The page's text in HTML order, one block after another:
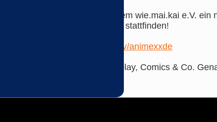
e.V., CosDay e.V. und dem wie.mai.kai e.V. ein
als Livestream auf Twitch stattfinden!
gehosted: https://www.twitch.tv/animexxde
und vieles mehr zu Cosplay, Comics & Co.